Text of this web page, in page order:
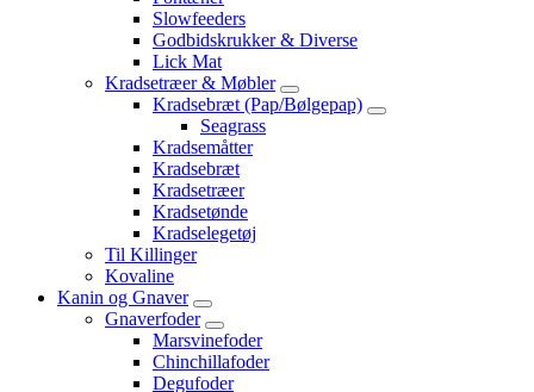
Slowfeeders
Godbidskrukker & Diverse
Lick Mat
Kradsetræer & Møbler
Kradsebræt (Pap/Bølgepap)
Seagrass
Kradsemåtter
Kradsebræt
Kradsetræer
Kradsetønde
Kradselegetøj
Til Killinger
Kovaline
Kanin og Gnaver
Gnaverfoder
Marsvinefoder
Chinchillafoder
Degufoder